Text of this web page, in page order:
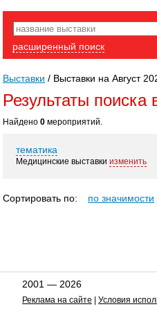
расширенный поиск
Выставки / Выставки на Август
Результаты поиска
Найдено 0 мероприятий.
тематика
Медицинские выставки изменить
Сортировать по: по значимости
2001 — 2026
Реклама на сайте Условия